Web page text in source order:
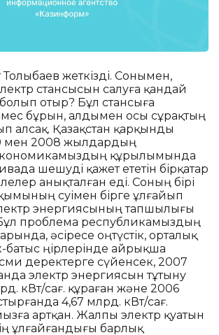
Толыбаев жеткізді. Сонымен,
стансысын салуға қандай
отыр? Бұл стансыға
бұрын, алдымен осы сұрақтың
алсақ. Қазақстан қарқынды
мен 2008 жылдардың
құрылымында
шешуді қажет ететін бірқатар
анықталған еді. Соның бірі
өсуімен бірге ұлғайып
энергиясының тапшылығы
проблема республикамыздың
әсіресе оңтүстік, орталық
батыс өңірлерінде айрықша
деректерге сүйенсек, 2007
электр энергиясын тұтыну
кВт/сағ. құраған және 2006
4,67 млрд. кВт/сағ.
артқан. Жалпы электр қуатын
ұлғайғандығы барлық